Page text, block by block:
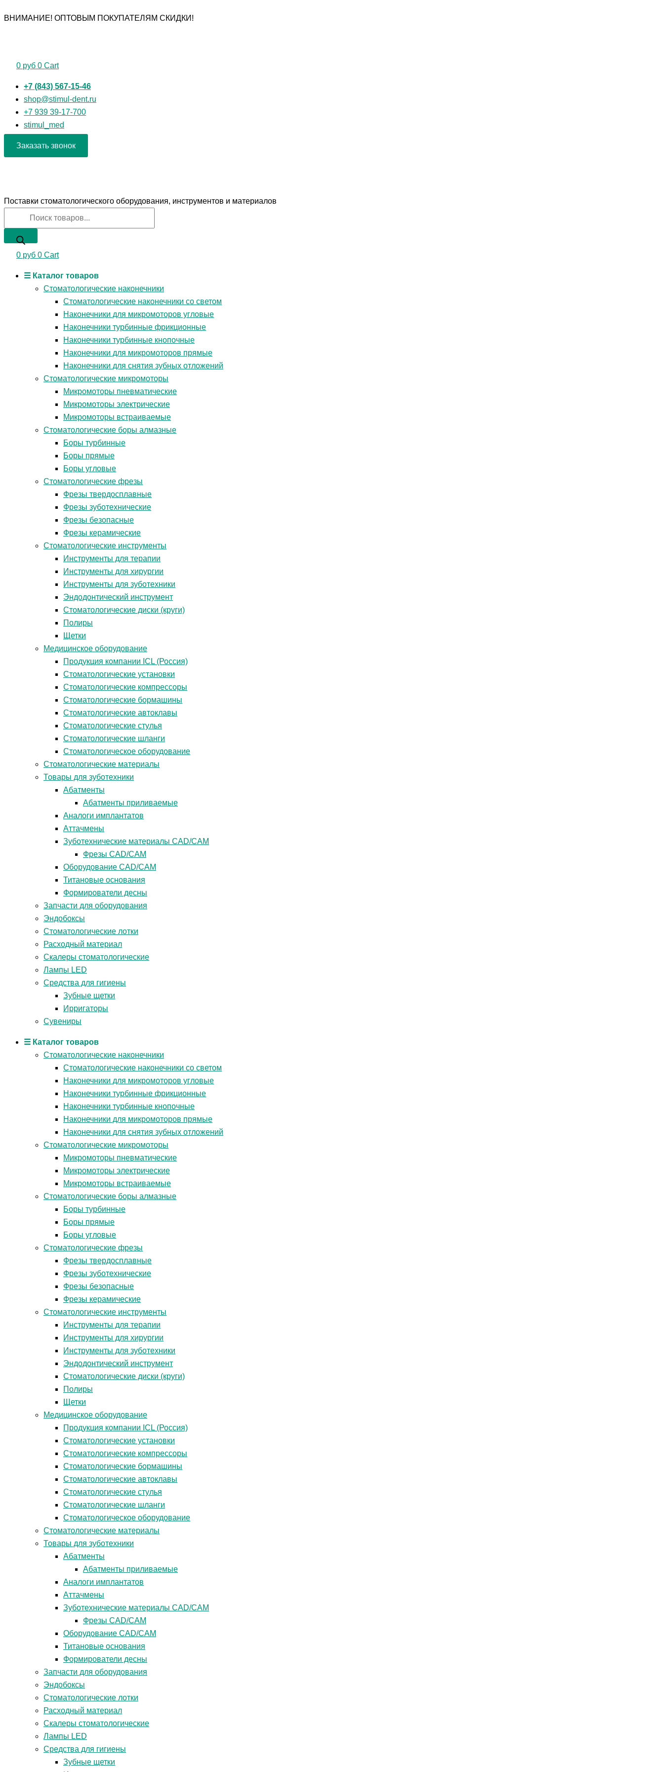
кВНИМАНИЕ! ОПТОВЫМ ПОКУПАТЕЛЯМ СКИДКИ!
0 руб 0 Cart
+7 (843) 567-15-46
shop@stimul-dent.ru
+7 939 39-17-700
stimul_med
Заказать звонок
Поставки стоматологического оборудования, инструментов и материалов
товаров
0 руб 0 Cart
☰ Каталог товаров
Стоматологические наконечники
Стоматологические наконечники со светом
Наконечники для микромоторов угловые
Наконечники турбинные фрикционные
Наконечники турбинные кнопочные
Наконечники для микромоторов прямые
Наконечники для снятия зубных отложений
Стоматологические микромоторы
Микромоторы пневматические
Микромоторы электрические
Микромоторы встраиваемые
Стоматологические боры алмазные
Боры турбинные
Боры прямые
Боры угловые
Стоматологические фрезы
Фрезы твердосплавные
Фрезы зуботехнические
Фрезы безопасные
Фрезы керамические
Стоматологические инструменты
Инструменты для терапии
Инструменты для хирургии
Инструменты для зуботехники
Эндодонтический инструмент
Стоматологические диски (круги)
Полиры
Щетки
Медицинское оборудование
Продукция компании ICL (Россия)
Стоматологические установки
Стоматологические компрессоры
Стоматологические бормашины
Стоматологические автоклавы
Стоматологические стулья
Стоматологические шланги
Стоматологическое оборудование
Стоматологические материалы
Товары для зуботехники
Абатменты
Абатменты приливаемые
Аналоги имплантатов
Аттачмены
Зуботехнические материалы CAD/CAM
Фрезы CAD/CAM
Оборудование CAD/CAM
Титановые основания
Формирователи десны
Запчасти для оборудования
Эндобоксы
Стоматологические лотки
Расходный материал
Скалеры стоматологические
Лампы LED
Средства для гигиены
Зубные щетки
Ирригаторы
Сувениры
☰ Каталог товаров
Стоматологические наконечники
Стоматологические наконечники со светом
Наконечники для микромоторов угловые
Наконечники турбинные фрикционные
Наконечники турбинные кнопочные
Наконечники для микромоторов прямые
Наконечники для снятия зубных отложений
Стоматологические микромоторы
Микромоторы пневматические
Микромоторы электрические
Микромоторы встраиваемые
Стоматологические боры алмазные
Боры турбинные
Боры прямые
Боры угловые
Стоматологические фрезы
Фрезы твердосплавные
Фрезы зуботехнические
Фрезы безопасные
Фрезы керамические
Стоматологические инструменты
Инструменты для терапии
Инструменты для хирургии
Инструменты для зуботехники
Эндодонтический инструмент
Стоматологические диски (круги)
Полиры
Щетки
Медицинское оборудование
Продукция компании ICL (Россия)
Стоматологические установки
Стоматологические компрессоры
Стоматологические бормашины
Стоматологические автоклавы
Стоматологические стулья
Стоматологические шланги
Стоматологическое оборудование
Стоматологические материалы
Товары для зуботехники
Абатменты
Абатменты приливаемые
Аналоги имплантатов
Аттачмены
Зуботехнические материалы CAD/CAM
Фрезы CAD/CAM
Оборудование CAD/CAM
Титановые основания
Формирователи десны
Запчасти для оборудования
Эндобоксы
Стоматологические лотки
Расходный материал
Скалеры стоматологические
Лампы LED
Средства для гигиены
Зубные щетки
товаров